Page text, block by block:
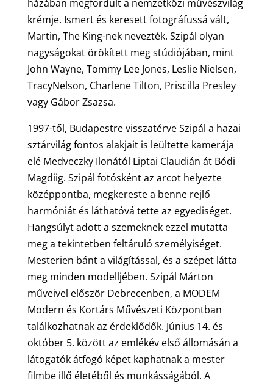
házában megfordult a nemzetközi művészvilág
krémje. Ismert és keresett fotográfussá vált,
Martin, The King-nek nevezték. Szipál olyan
nagyságokat örökített meg stúdiójában, mint
John Wayne, Tommy Lee Jones, Leslie Nielsen,
TracyNelson, Charlene Tilton, Priscilla Presley
vagy Gábor Zsazsa.
1997-től, Budapestre visszatérve Szipál a hazai
sztárvilág fontos alakjait is leültette kamerája
elé Medveczky Ilonától Liptai Claudián át Bódi
Magdiig. Szipál fotósként az arcot helyezte
középpontba, megkereste a benne rejlő
harmóniát és láthatóvá tette az egyediséget.
Hangsúlyt adott a szemeknek ezzel mutatta
meg a tekintetben feltáruló személyiséget.
Mesterien bánt a világítással, és a szépet látta
meg minden modelljében. Szipál Márton
műveivel először Debrecenben, a MODEM
Modern és Kortárs Művészeti Központban
találkozhatnak az érdeklődők. Június 14. és
október 5. között az emlékév első állomásán a
látogatók átfogó képet kaphatnak a mester
filmbe illő életéből és munkásságából. A